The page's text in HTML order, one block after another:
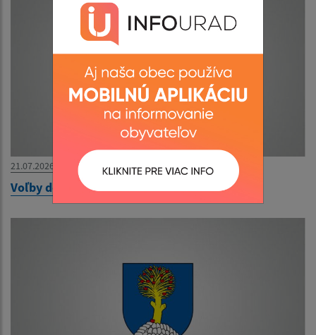
21.07.2026
Voľby do orgánov územnej samosprávy 2026